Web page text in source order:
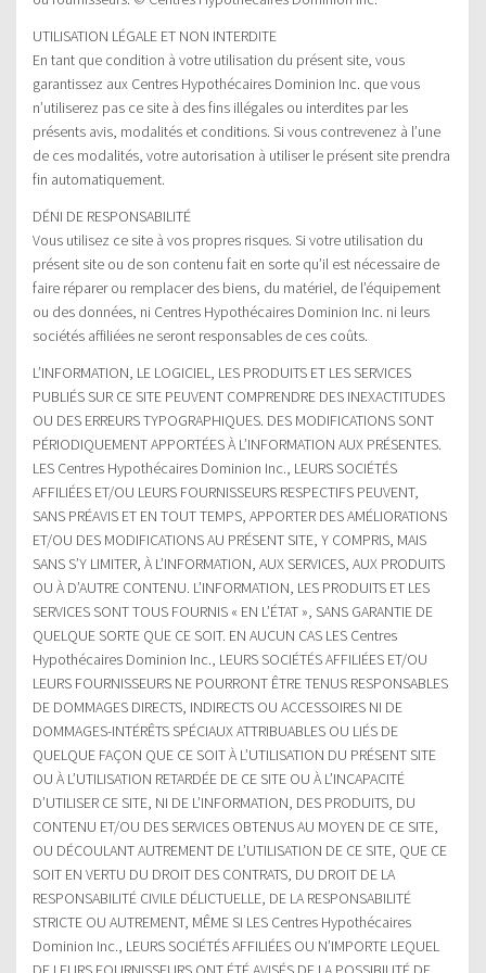
UTILISATION LÉGALE ET NON INTERDITE
En tant que condition à votre utilisation du présent site, vous
garantissez aux Centres Hypothécaires Dominion Inc. que vous
n’utiliserez pas ce site à des fins illégales ou interdites par les
présents avis, modalités et conditions. Si vous contrevenez à l’une
de ces modalités, votre autorisation à utiliser le présent site prendra
fin automatiquement.
DÉNI DE RESPONSABILITÉ
Vous utilisez ce site à vos propres risques. Si votre utilisation du
présent site ou de son contenu fait en sorte qu’il est nécessaire de
faire réparer ou remplacer des biens, du matériel, de l’équipement
ou des données, ni Centres Hypothécaires Dominion Inc. ni leurs
sociétés affiliées ne seront responsables de ces coûts.
L’INFORMATION, LE LOGICIEL, LES PRODUITS ET LES SERVICES
PUBLIÉS SUR CE SITE PEUVENT COMPRENDRE DES INEXACTITUDES
OU DES ERREURS TYPOGRAPHIQUES. DES MODIFICATIONS SONT
PÉRIODIQUEMENT APPORTÉES À L’INFORMATION AUX PRÉSENTES.
LES Centres Hypothécaires Dominion Inc., LEURS SOCIÉTÉS
AFFILIÉES ET/OU LEURS FOURNISSEURS RESPECTIFS PEUVENT,
SANS PRÉAVIS ET EN TOUT TEMPS, APPORTER DES AMÉLIORATIONS
ET/OU DES MODIFICATIONS AU PRÉSENT SITE, Y COMPRIS, MAIS
SANS S’Y LIMITER, À L’INFORMATION, AUX SERVICES, AUX PRODUITS
OU À D’AUTRE CONTENU. L’INFORMATION, LES PRODUITS ET LES
SERVICES SONT TOUS FOURNIS « EN L’ÉTAT », SANS GARANTIE DE
QUELQUE SORTE QUE CE SOIT. EN AUCUN CAS LES Centres
Hypothécaires Dominion Inc., LEURS SOCIÉTÉS AFFILIÉES ET/OU
LEURS FOURNISSEURS NE POURRONT ÊTRE TENUS RESPONSABLES
DE DOMMAGES DIRECTS, INDIRECTS OU ACCESSOIRES NI DE
DOMMAGES-INTÉRÊTS SPÉCIAUX ATTRIBUABLES OU LIÉS DE
QUELQUE FAÇON QUE CE SOIT À L’UTILISATION DU PRÉSENT SITE
OU À L’UTILISATION RETARDÉE DE CE SITE OU À L’INCAPACITÉ
D’UTILISER CE SITE, NI DE L’INFORMATION, DES PRODUITS, DU
CONTENU ET/OU DES SERVICES OBTENUS AU MOYEN DE CE SITE,
OU DÉCOULANT AUTREMENT DE L’UTILISATION DE CE SITE, QUE CE
SOIT EN VERTU DU DROIT DES CONTRATS, DU DROIT DE LA
RESPONSABILITÉ CIVILE DÉLICTUELLE, DE LA RESPONSABILITÉ
STRICTE OU AUTREMENT, MÊME SI LES Centres Hypothécaires
Dominion Inc., LEURS SOCIÉTÉS AFFILIÉES OU N’IMPORTE LEQUEL